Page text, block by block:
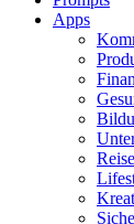
Apps